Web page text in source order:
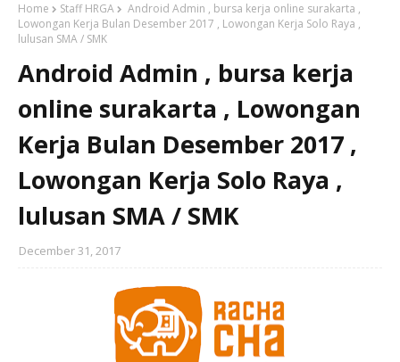
Home Staff HRGA
Android Admin , bursa kerja online surakarta ,
Lowongan Kerja Bulan Desember 2017 , Lowongan Kerja Solo Raya ,
lulusan SMA / SMK
Android Admin , bursa kerja
online surakarta , Lowongan
Kerja Bulan Desember 2017 ,
Lowongan Kerja Solo Raya ,
lulusan SMA / SMK
December 31, 2017